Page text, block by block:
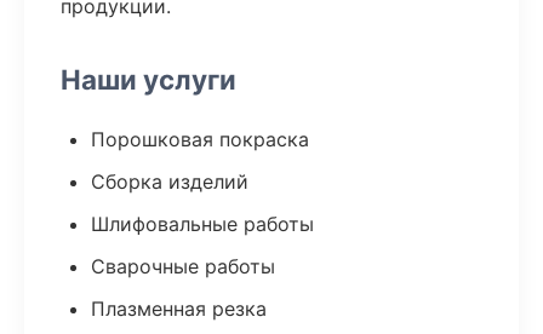
продукции.
Наши услуги
Порошковая покраска
Сборка изделий
Шлифовальные работы
Сварочные работы
Плазменная резка